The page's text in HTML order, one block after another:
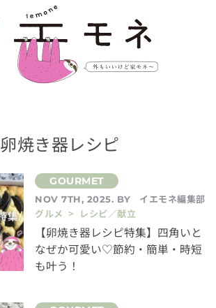
卵焼き器レシピ
NOV 7TH, 2025. BY
イエモネ編集部
グルメ > レシピ／献立
【卵焼き器レシピ特集】四角いと
なぜか可愛い♡節約・簡単・時短
も叶う！